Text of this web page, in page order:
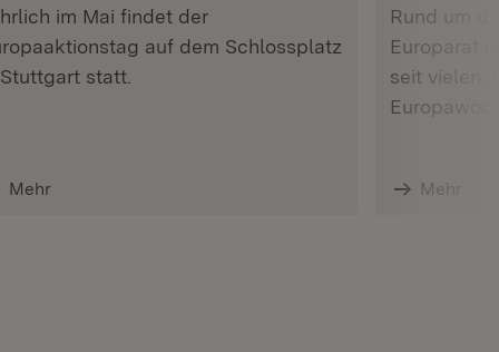
im Mai findet der
auf dem Schlossplatz
statt.
Mehr
Rund um
Europarat
seit vielen
Mehr